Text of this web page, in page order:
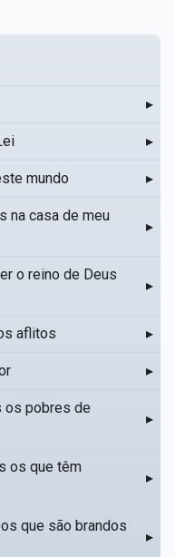
▸
▸
mundo ▸
na casa de meu
▸
o reino de Deus
▸
aflitos ▸
▸
os pobres de
▸
os que têm
▸
que são brandos
▸